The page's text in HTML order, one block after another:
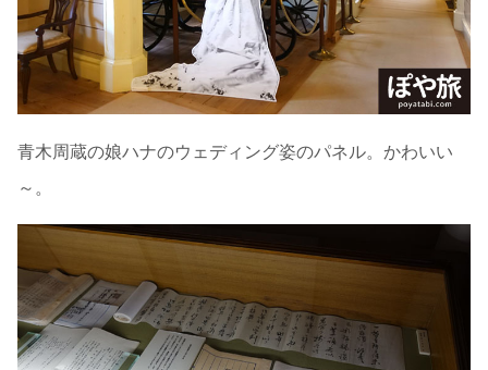
青木周蔵の娘ハナのウェディング姿のパネル。かわいい
～。